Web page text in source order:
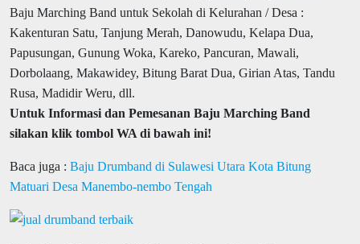
Baju Marching Band untuk Sekolah di Kelurahan / Desa :
Kakenturan Satu, Tanjung Merah, Danowudu, Kelapa Dua,
Papusungan, Gunung Woka, Kareko, Pancuran, Mawali,
Dorbolaang, Makawidey, Bitung Barat Dua, Girian Atas, Tandu
Rusa, Madidir Weru, dll.
Untuk Informasi dan Pemesanan Baju Marching Band
silakan klik tombol WA di bawah ini!
Baca juga : Baju Drumband di Sulawesi Utara Kota Bitung
Matuari Desa Manembo-nembo Tengah